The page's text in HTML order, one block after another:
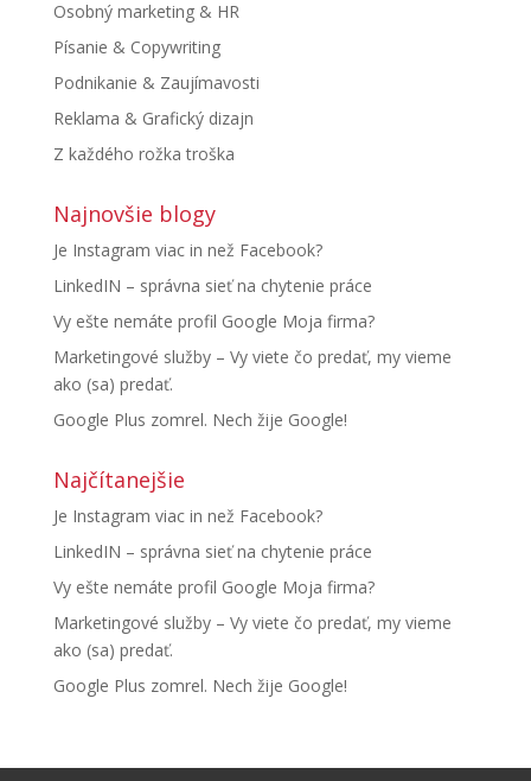
Osobný marketing & HR
Písanie & Copywriting
Podnikanie & Zaujímavosti
Reklama & Grafický dizajn
Z každého rožka troška
Najnovšie blogy
Je Instagram viac in než Facebook?
LinkedIN – správna sieť na chytenie práce
Vy ešte nemáte profil Google Moja firma?
Marketingové služby – Vy viete čo predať, my vieme
ako (sa) predať.
Google Plus zomrel. Nech žije Google!
Najčítanejšie
Je Instagram viac in než Facebook?
LinkedIN – správna sieť na chytenie práce
Vy ešte nemáte profil Google Moja firma?
Marketingové služby – Vy viete čo predať, my vieme
ako (sa) predať.
Google Plus zomrel. Nech žije Google!